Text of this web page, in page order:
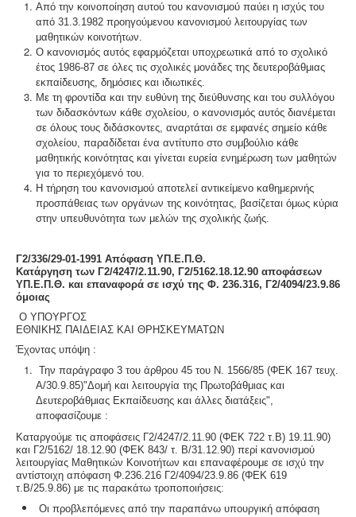
Από την κοινοποίηση αυτού του κανονισμού παύει η ισχύς του
από 31.3.1982 προηγούμενου κανονισμού λειτουργίας των
μαθητικών κοινοτήτων.
Ο κανονισμός αυτός εφαρμόζεται υποχρεωτικά από το σχολικό
έτος 1986-87 σε όλες τις σχολικές μονάδες της δευτεροβάθμιας
εκπαίδευσης, δημόσιες και ιδιωτικές.
Με τη φροντίδα και την ευθύνη της διεύθυνσης και του συλλόγου
των διδασκόντων κάθε σχολείου, ο κανονισμός αυτός διανέμεται
σε όλους τους διδάσκοντες, αναρτάται σε εμφανές σημείο κάθε
σχολείου, παραδίδεται ένα αντίτυπο στο συμβούλιο κάθε
μαθητικής κοινότητας και γίνεται ευρεία ενημέρωση των μαθητών
για το περιεχόμενό του.
Η τήρηση του κανονισμού αποτελεί αντικείμενο καθημερινής
προσπάθειας των οργάνων της κοινότητας, βασίζεται όμως κύρια
στην υπευθυνότητα των μελών της σχολικής ζωής.
Γ2/336/29-01-1991 Απόφαση ΥΠ.Ε.Π.Θ.
Κατάργηση των Γ2/4247/2.11.90, Γ2/5162.18.12.90 αποφάσεων
ΥΠ.Ε.Π.Θ. και επαναφορά σε ισχύ της Φ. 236.316, Γ2/4094/23.9.86
όμοιας
Ο ΥΠΟΥΡΓΟΣ
ΕΘΝΙΚΗΣ ΠΑΙΔΕΙΑΣ ΚΑΙ ΘΡΗΣΚΕΥΜΑΤΩΝ
Έχοντας υπόψη :
Την παράγραφο 3 του άρθρου 45 του Ν. 1566/85 (ΦΕΚ 167 τευχ.
Α/30.9.85)"Δομή και λειτουργία της Πρωτοβάθμιας και
Δευτεροβάθμιας Εκπαίδευσης και άλλες διατάξεις",
αποφασίζουμε :
Καταργούμε τις αποφάσεις Γ2/4247/2.11.90 (ΦΕΚ 722 τ.Β) 19.11.90)
και Γ2/5162/ 18.12.90 (ΦΕΚ 843/ τ. Β/31.12.90) περί κανονισμού
λειτουργίας Μαθητικών Κοινοτήτων και επαναφέρουμε σε ισχύ την
αντίστοιχη απόφαση Φ.236.216 Γ2/4094/23.9.86 (ΦΕΚ 619
τ.Β/25.9.86) με τις παρακάτω τροποποιήσεις:
Οι προβλεπόμενες από την παραπάνω υπουργική απόφαση